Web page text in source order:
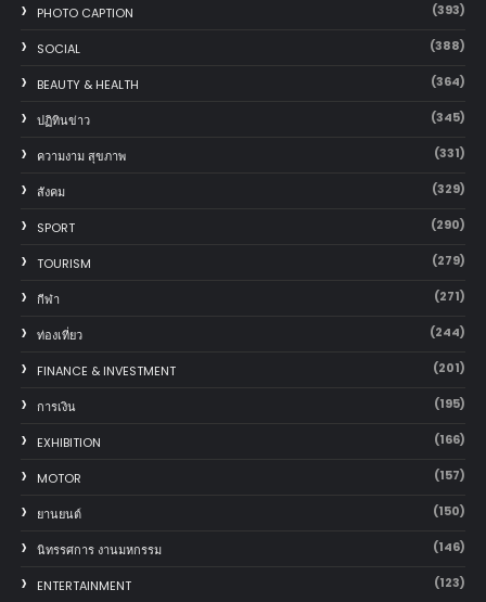
PHOTO CAPTION (393)
SOCIAL (388)
BEAUTY & HEALTH (364)
ปฏิทินข่าว (345)
ความงาม สุขภาพ (331)
สังคม (329)
SPORT (290)
TOURISM (279)
กีฬา (271)
ท่องเที่ยว (244)
FINANCE & INVESTMENT (201)
การเงิน (195)
EXHIBITION (166)
MOTOR (157)
‎ยานยนต์‎ (150)
นิทรรศการ งานมหกรรม (146)
ENTERTAINMENT (123)